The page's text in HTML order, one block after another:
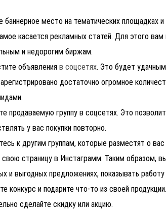
баннерное место на тематических площадках
касается рекламных статей. Для этого вам
и недорогим биржам.
объявленияв соцсетях. Это будет
достаточно огромное
продаваемую группу в соцсетях. Это
у вас покупки повторно.
к другим группам, которые разместят о вас
свою страницу в Инстаграмм. Таким образом,
и выгодных предложениях, показывать
конкурс и подарите что-то из своей продукции.
сделайте скидку или акцию.